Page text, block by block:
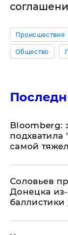
Происшествия
Общество
Bloomberg:
подхватила
самой
Соловьев
Донецка